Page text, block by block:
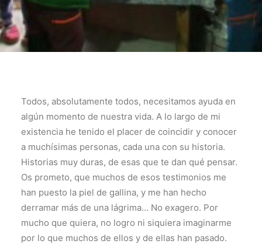
Todos, absolutamente todos, necesitamos ayuda en
algún momento de nuestra vida. A lo largo de mi
existencia he tenido el placer de coincidir y conocer
a muchísimas personas, cada una con su historia.
Historias muy duras, de esas que te dan qué pensar.
Os prometo, que muchos de esos testimonios me
han puesto la piel de gallina, y me han hecho
derramar más de una lágrima… No exagero. Por
mucho que quiera, no logro ni siquiera imaginarme
por lo que muchos de ellos y de ellas han pasado.